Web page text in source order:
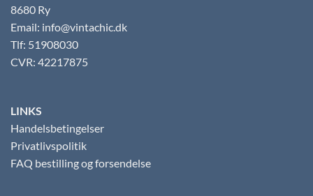
8680 Ry
Email: info@vintachic.dk
Tlf: 51908030
CVR: 42217875
LINKS
Handelsbetingelser
Privatlivspolitik
FAQ bestilling og forsendelse